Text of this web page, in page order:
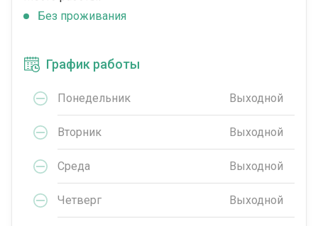
Без проживания
График работы
Понедельник Выходной
Вторник Выходной
Среда Выходной
Четверг Выходной